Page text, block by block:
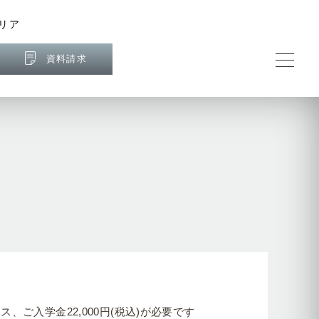
ア
資料請求
、ご入学金22,000円(税込)が必要です